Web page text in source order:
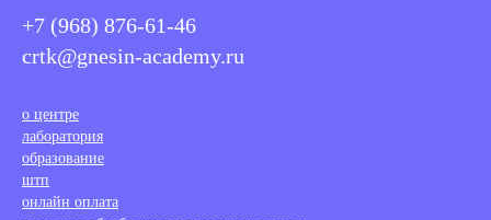
+7 (968) 876-61-46
crtk@gnesin-academy.ru
о центре
лаборатория
образование
штп
онлайн оплата